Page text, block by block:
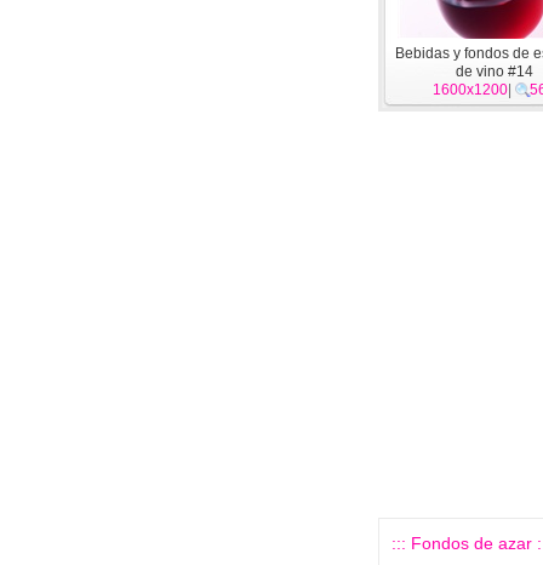
Bebidas y fondos de
de vino #14
1600x1200
::: Fondos de azar